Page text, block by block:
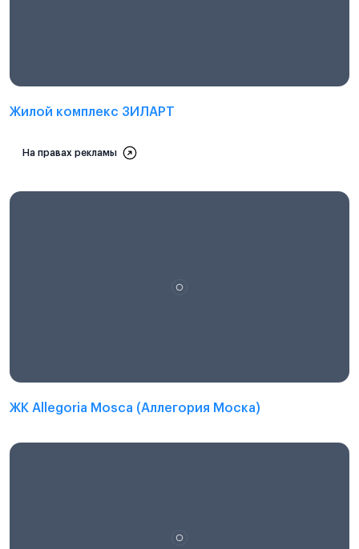
Жилой комплекс ЗИЛАРТ
На правах рекламы
ЖК Allegoria Mosca (Аллегория Моска)